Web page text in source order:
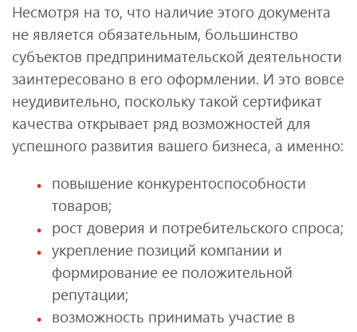
Несмотря на то, что наличие этого документа
не является обязательным, большинство
субъектов предпринимательской деятельности
заинтересовано в его оформлении. И это вовсе
неудивительно, поскольку такой сертификат
качества открывает ряд возможностей для
успешного развития вашего бизнеса, а именно:
повышение конкурентоспособности
товаров;
рост доверия и потребительского спроса;
укрепление позиций компании и
формирование ее положительной
репутации;
возможность принимать участие в